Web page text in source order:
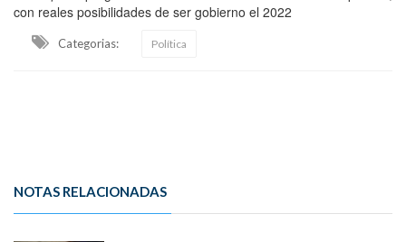
con reales posibilidades de ser gobierno el 2022
Categorias: Política
NOTAS RELACIONADAS